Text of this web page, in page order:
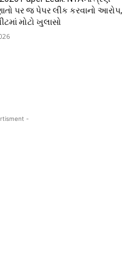
પર જ પેપર લીક કરવાનો આરોપ,
મોટો ખુલાસો
-